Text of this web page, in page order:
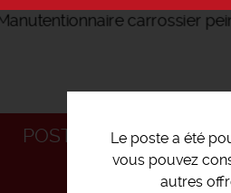
Le poste a été
vous pouvez
autres
POSTULEZ